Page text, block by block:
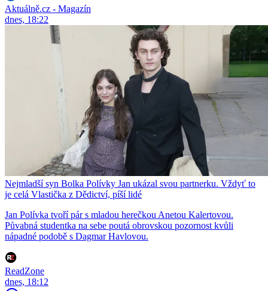
Aktuálně.cz - Magazín
dnes, 18:22
Nejmladší syn Bolka Polívky Jan ukázal svou partnerku. Vždyť to
je celá Vlastička z Dědictví, píší lidé
Jan Polívka tvoří pár s mladou herečkou Anetou Kalertovou.
Půvabná studentka na sebe poutá obrovskou pozornost kvůli
nápadné podobě s Dagmar Havlovou.
ReadZone
dnes, 18:12